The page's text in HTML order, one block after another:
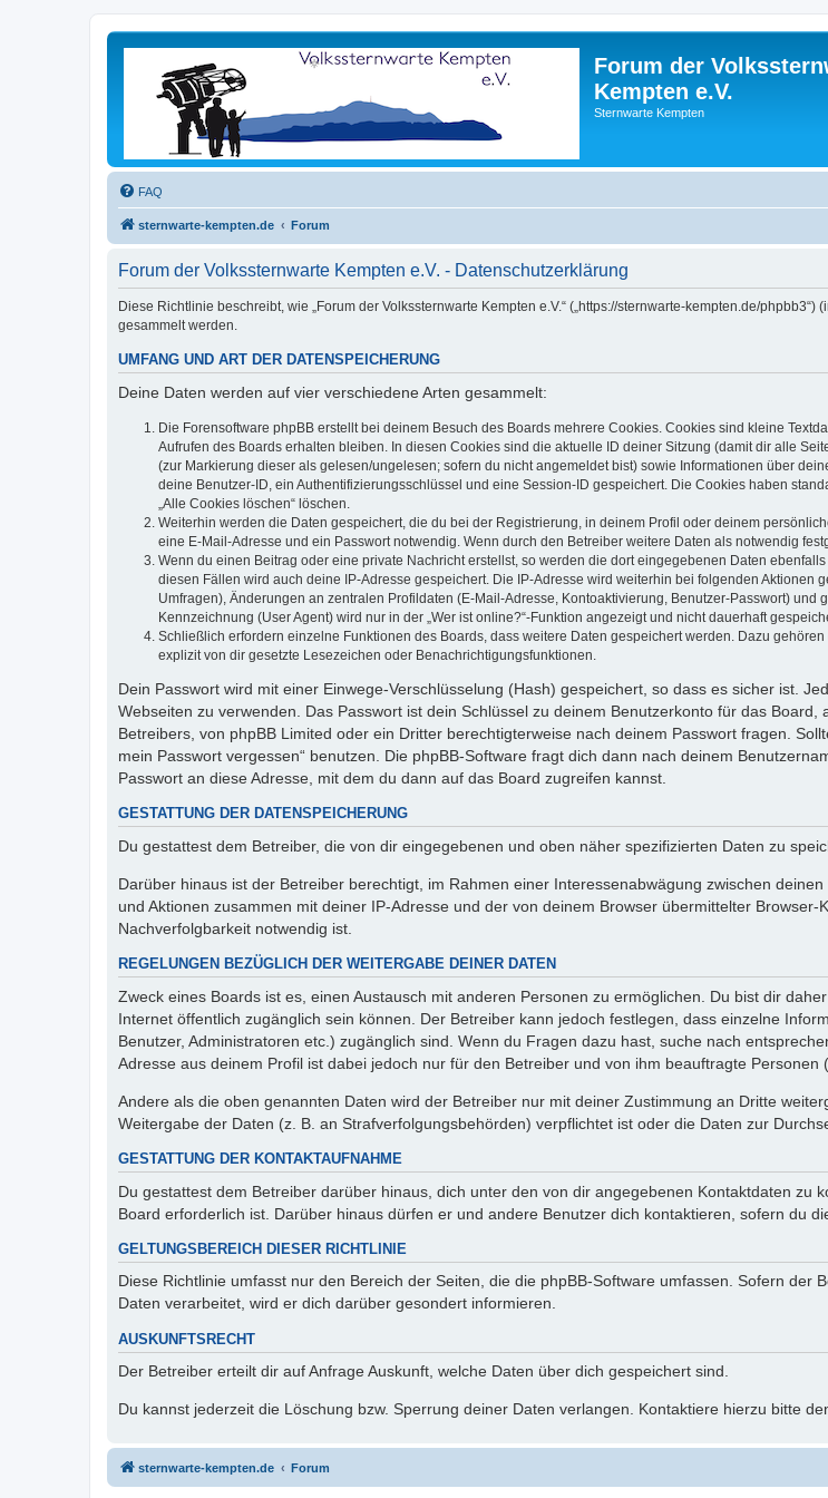
Forum der
Kempten e.V.
Sternwarte Kempten
FAQ
sternwarte-kempten.de Forum
Forum der Volkssternwarte Kempten e.V. - Datenschutzerklärung
Diese Richtlinie beschreibt, wie „Forum der Volkssternwarte Kempten e.V.“ („https://sternwarte-kempten.de/
gesammelt werden.
UMFANG UND ART DER DATENSPEICHERUNG
Deine Daten werden auf vier verschiedene Arten gesammelt:
Die Forensoftware phpBB erstellt bei deinem Besuch des Boards mehrere Cookies. Cookies sind kleine
Aufrufen des Boards erhalten bleiben. In diesen Cookies sind die aktuelle ID deiner Sitzung (damit dir alle
(zur Markierung dieser als gelesen/ungelesen; sofern du nicht angemeldet bist) sowie Informationen über
deine Benutzer-ID, ein Authentifizierungsschlüssel und eine Session-ID gespeichert. Die Cookies haben
„Alle Cookies löschen“ löschen.
Weiterhin werden die Daten gespeichert, die du bei der Registrierung, in deinem Profil oder deinem
eine E-Mail-Adresse und ein Passwort notwendig. Wenn durch den Betreiber weitere Daten als notwendig
Wenn du einen Beitrag oder eine private Nachricht erstellst, so werden die dort eingegebenen Daten
diesen Fällen wird auch deine IP-Adresse gespeichert. Die IP-Adresse wird weiterhin bei folgenden
Umfragen), Änderungen an zentralen Profildaten (E-Mail-Adresse, Kontoaktivierung, Benutzer-Passwort)
Kennzeichnung (User Agent) wird nur in der „Wer ist online?“-Funktion angezeigt und nicht dauerhaft
Schließlich erfordern einzelne Funktionen des Boards, dass weitere Daten gespeichert werden. Dazu
explizit von dir gesetzte Lesezeichen oder Benachrichtigungsfunktionen.
Dein Passwort wird mit einer Einwege-Verschlüsselung (Hash) gespeichert, so dass es sicher ist.
Webseiten zu verwenden. Das Passwort ist dein Schlüssel zu deinem Benutzerkonto für das
Betreibers, von phpBB Limited oder ein Dritter berechtigterweise nach deinem Passwort fragen.
mein Passwort vergessen“ benutzen. Die phpBB-Software fragt dich dann nach deinem
Passwort an diese Adresse, mit dem du dann auf das Board zugreifen kannst.
GESTATTUNG DER DATENSPEICHERUNG
Du gestattest dem Betreiber, die von dir eingegebenen und oben näher spezifizierten Daten zu
Darüber hinaus ist der Betreiber berechtigt, im Rahmen einer Interessenabwägung zwischen
und Aktionen zusammen mit deiner IP-Adresse und der von deinem Browser übermittelter
Nachverfolgbarkeit notwendig ist.
REGELUNGEN BEZÜGLICH DER WEITERGABE DEINER DATEN
Zweck eines Boards ist es, einen Austausch mit anderen Personen zu ermöglichen. Du bist dir
Internet öffentlich zugänglich sein können. Der Betreiber kann jedoch festlegen, dass einzelne
Benutzer, Administratoren etc.) zugänglich sind. Wenn du Fragen dazu hast, suche nach
Adresse aus deinem Profil ist dabei jedoch nur für den Betreiber und von ihm beauftragte Personen
Andere als die oben genannten Daten wird der Betreiber nur mit deiner Zustimmung an Dritte
Weitergabe der Daten (z. B. an Strafverfolgungsbehörden) verpflichtet ist oder die Daten zur
GESTATTUNG DER KONTAKTAUFNAHME
Du gestattest dem Betreiber darüber hinaus, dich unter den von dir angegebenen Kontaktdaten
Board erforderlich ist. Darüber hinaus dürfen er und andere Benutzer dich kontaktieren, sofern du
GELTUNGSBEREICH DIESER RICHTLINIE
Diese Richtlinie umfasst nur den Bereich der Seiten, die die phpBB-Software umfassen. Sofern
Daten verarbeitet, wird er dich darüber gesondert informieren.
AUSKUNFTSRECHT
Der Betreiber erteilt dir auf Anfrage Auskunft, welche Daten über dich gespeichert sind.
Du kannst jederzeit die Löschung bzw. Sperrung deiner Daten verlangen. Kontaktiere hierzu bitte
sternwarte-kempten.de Forum